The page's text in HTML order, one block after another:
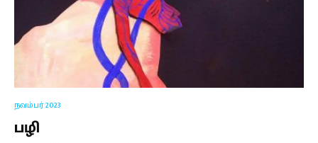
நவம்பர் 2023
பழி